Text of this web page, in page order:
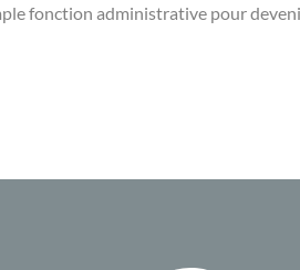
fonction administrative pour